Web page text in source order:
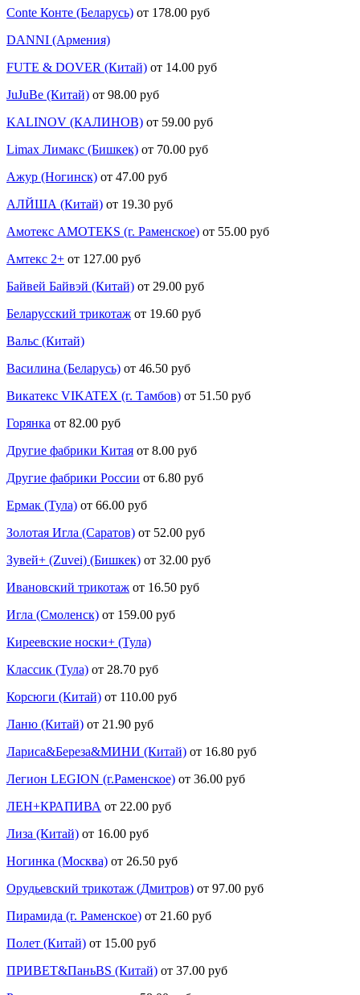
Conte Конте (Беларусь) от 178.00 руб
DANNI (Армения)
FUTE & DOVER (Китай) от 14.00 руб
JuJuBe (Китай) от 98.00 руб
KALINOV (КАЛИНОВ) от 59.00 руб
Limax Лимакс (Бишкек) от 70.00 руб
Ажур (Ногинск) от 47.00 руб
АЛЙША (Китай) от 19.30 руб
Амотекс AMOTEKS (г. Раменское) от 55.00 руб
Амтекс 2+ от 127.00 руб
Байвей Байвэй (Китай) от 29.00 руб
Беларусский трикотаж от 19.60 руб
Вальс (Китай)
Василина (Беларусь) от 46.50 руб
Викатекс VIKATEX (г. Тамбов) от 51.50 руб
Горянка от 82.00 руб
Другие фабрики Китая от 8.00 руб
Другие фабрики России от 6.80 руб
Ермак (Тула) от 66.00 руб
Золотая Игла (Саратов) от 52.00 руб
Зувей+ (Zuvei) (Бишкек) от 32.00 руб
Ивановский трикотаж от 16.50 руб
Игла (Смоленск) от 159.00 руб
Киреевские носки+ (Тула)
Классик (Тула) от 28.70 руб
Корсюги (Китай) от 110.00 руб
Ланю (Китай) от 21.90 руб
Лариса&Береза&МИНИ (Китай) от 16.80 руб
Легион LEGION (г.Раменское) от 36.00 руб
ЛЕН+КРАПИВА от 22.00 руб
Лиза (Китай) от 16.00 руб
Ногинка (Москва) от 26.50 руб
Орудьевский трикотаж (Дмитров) от 97.00 руб
Пирамида (г. Раменское) от 21.60 руб
Полет (Китай) от 15.00 руб
ПРИВЕТ&ПаньBS (Китай) от 37.00 руб